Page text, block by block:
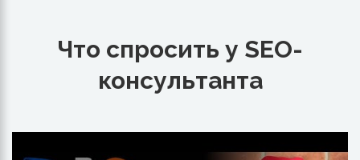
Что спросить у SEO-
консультанта